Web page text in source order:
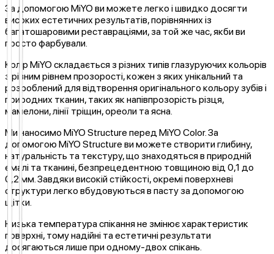
За допомогою MiYO ви можете легко і швидко досягти
високих естетичних результатів, порівнянних із
багатошаровими реставраціями, за той же час, якби ви
просто фарбували.
Колір MiYO складається з різних типів глазуруючих кольорів
з різним рівнем прозорості, кожен з яких унікальний та
розроблений для відтворення оригінального кольору зубів і
природних тканин, таких як напівпрозорість різця,
мамелони, лінії тріщин, ореоли та ясна.
Ми наносимо MiYO Structure перед MiYO Color. За
допомогою MiYO Structure ви можете створити глибину,
натуральність та текстуру, що знаходяться в природній
емалі та тканині, безпрецедентною товщиною від 0,1 до
0,2 мм. Завдяки високій стійкості, окремі поверхневі
структури легко вбудовуються в пасту за допомогою
щітки.
Низька температура спікання не змінює характеристик
поверхні, тому надійні та естетичні результати
досягаються лише при одному-двох спікань.